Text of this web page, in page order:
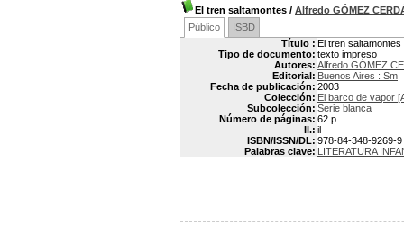
El tren saltamontes / Alfredo GÓMEZ
Público
ISBD
Título : El tren saltamontes
Tipo de documento: texto impreso
Autores: Alfredo GÓMEZ
Editorial: Buenos Aires : Sm
Fecha de publicación: 2003
Colección: El barco de vapor
Subcolección: Serie blanca
Número de páginas: 62 p.
Il.: il
ISBN/ISSN/DL: 978-84-348-9269-9
Palabras clave: LITERATURA